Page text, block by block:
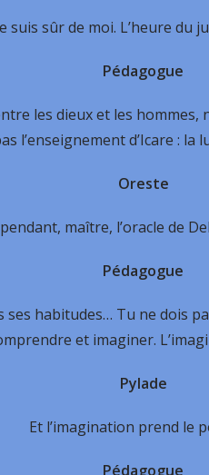
suis sûr de moi. L’heure du
Pédagogue
les dieux et les
l’enseignement d’Icare : la
Oreste
maître, l’oracle de
Pédagogue
ses habitudes… Tu ne dois
et imaginer.
Pylade
Et l’imagination prend le
Pédagogue